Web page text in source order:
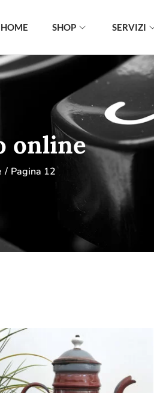
HOME SHOP SERVIZI
online
/ Pagina 12